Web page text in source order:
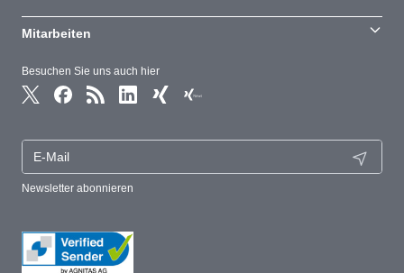
Besuchen Sie uns auch hier
Newsletter abonnieren
Mitarbeiten